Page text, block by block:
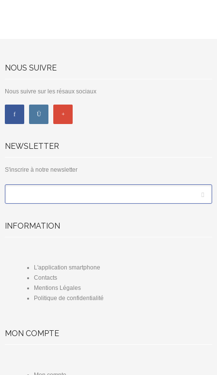
NOUS SUIVRE
Nous suivre sur les résaux sociaux
NEWSLETTER
S'inscrire à notre newsletter
INFORMATION
L'application smartphone
Contacts
Mentions Légales
Politique de confidentialité
MON COMPTE